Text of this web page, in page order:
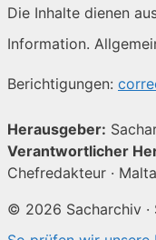
Die Inhalte dienen
Information.
Berichtigungen:
Herausgeber:
Verantwortlicher
Chefredakteur ·
© 2026 Sacharchiv ·